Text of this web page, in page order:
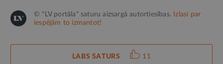
© "LV portāla" saturu aizsargā autortiesības.
Izlasi par
iespējām to izmantot!
LABS SATURS 11